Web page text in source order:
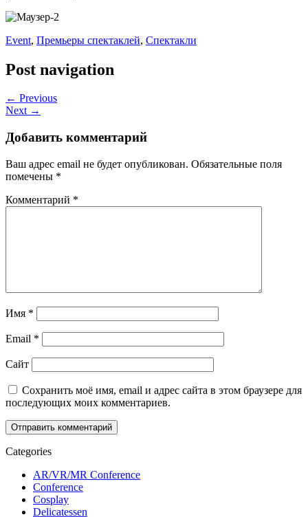
Event, Премьеры спектаклей, Спектакли
Post navigation
← Previous
Next →
Добавить комментарий
Ваш адрес email не будет опубликован. Обязательные поля
помечены *
Комментарий *
Имя *
Email *
Сайт
Сохранить моё имя, email и адрес сайта в этом браузере для
последующих моих комментариев.
Categories
AR/VR/MR Conference
Conference
Cosplay
Delicatessen